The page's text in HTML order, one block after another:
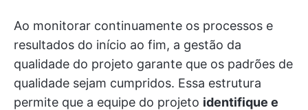
Ao monitorar continuamente os processos e
resultados do início ao fim, a gestão da
qualidade do projeto garante que os padrões de
qualidade sejam cumpridos. Essa estrutura
permite que a equipe do projeto identifique e